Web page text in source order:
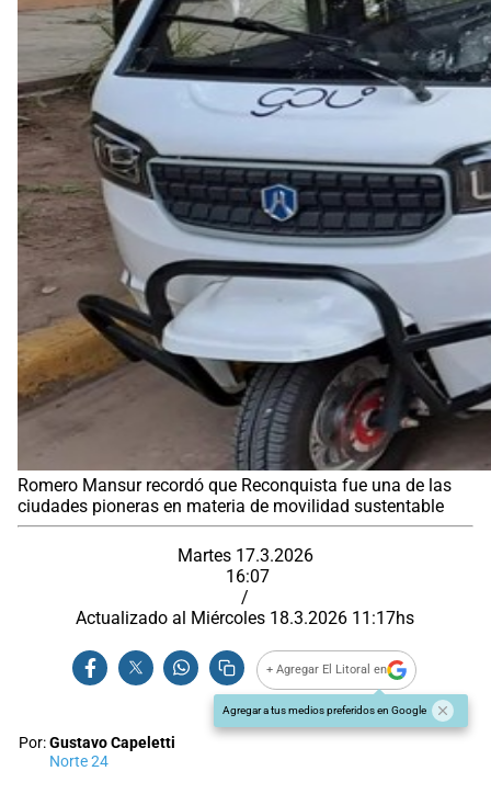
Romero Mansur recordó que Reconquista fue una de las
ciudades pioneras en materia de movilidad sustentable
Martes 17.3.2026
16:07
/
Actualizado al Miércoles 18.3.2026 11:17hs
+ Agregar El Litoral en
Agregar a tus medios preferidos en Google
Por:Gustavo Capeletti
Norte 24